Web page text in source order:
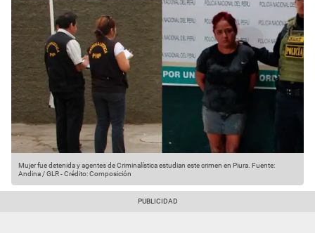
Mujer fue detenida y agentes de Criminalística estudian este crimen en Piura. Fuente:
Andina / GLR-Crédito: Composición